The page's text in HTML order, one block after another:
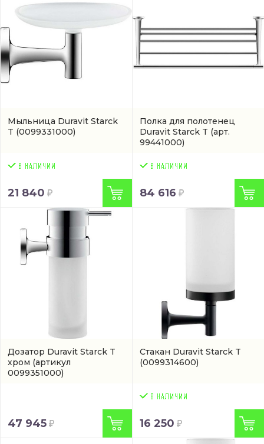
Мыльница Duravit Starck
T (0099331000)
21 840
Полка для полотенец
Duravit Starck T (арт.
99441000)
84 616
Дозатор Duravit Starck T
хром (артикул
0099351000)
47 945
Стакан Duravit Starck T
(0099314600)
16 250